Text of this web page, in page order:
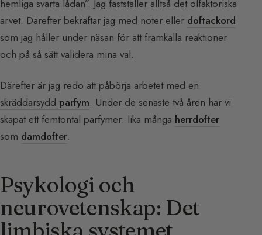
hemliga svarta lådan”. Jag fastställer alltså det olfaktoriska
arvet. Därefter bekräftar jag med noter eller doftackord
som jag håller under näsan för att framkalla reaktioner
och på så sätt validera mina val.
Därefter är jag redo att påbörja arbetet med en
skräddarsydd parfym. Under de senaste två åren har vi
skapat ett femtontal parfymer: lika många herrdofter
som damdofter.
Psykologi och
neurovetenskap: Det